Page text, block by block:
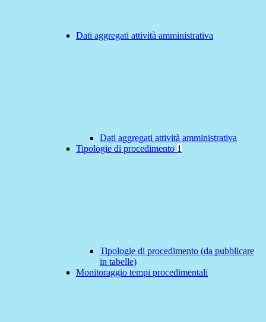
Dati aggregati attività amministrativa
Dati aggregati attività amministrativa
Tipologie di procedimento 1
Tipologie di procedimento (da pubblicare
in tabelle)
Monitoraggio tempi procedimentali